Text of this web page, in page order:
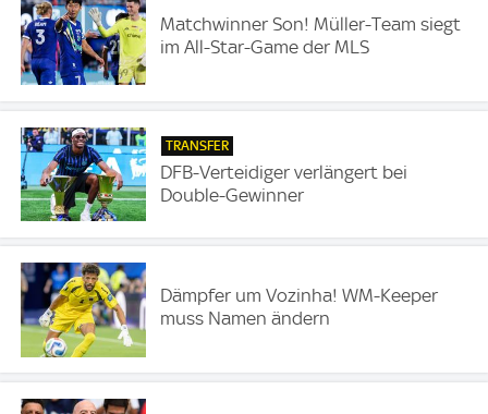
Matchwinner Son! Müller-Team siegt
im All-Star-Game der MLS
TRANSFER
DFB-Verteidiger verlängert bei
Double-Gewinner
Dämpfer um Vozinha! WM-Keeper
muss Namen ändern